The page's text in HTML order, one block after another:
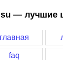
— лучшие
главная
faq